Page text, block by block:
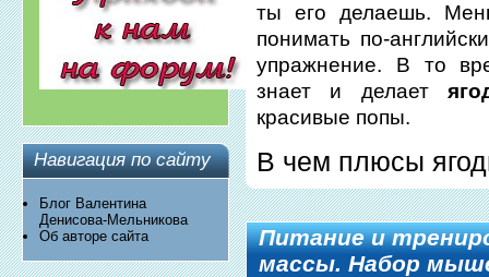
Навигация по сайту
Блог Валентина
Денисова-Мельникова
Об авторе сайта
ты его делаешь.
понимать по-
упражнение. В то
знает и делает
красивые попы.
В чем плюсы
Питание и
массы. Набор